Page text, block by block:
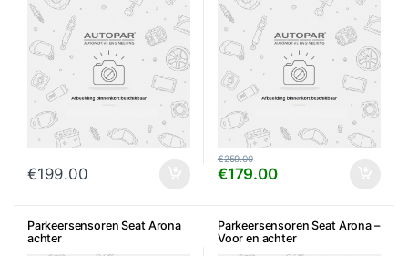
€199.00 €179.00
€259.00
Parkeersensoren Seat Arona
achter
Parkeersensoren Seat Arona –
Voor en achter